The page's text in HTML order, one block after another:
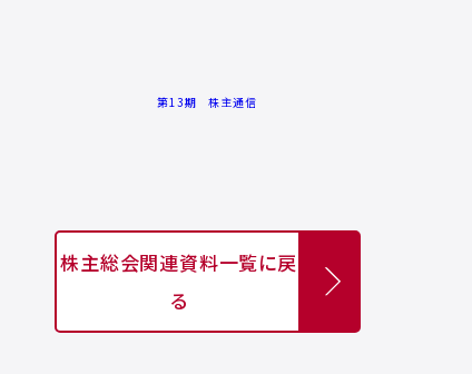
第13期 株主通信
株主総会関連資料一覧に戻
る